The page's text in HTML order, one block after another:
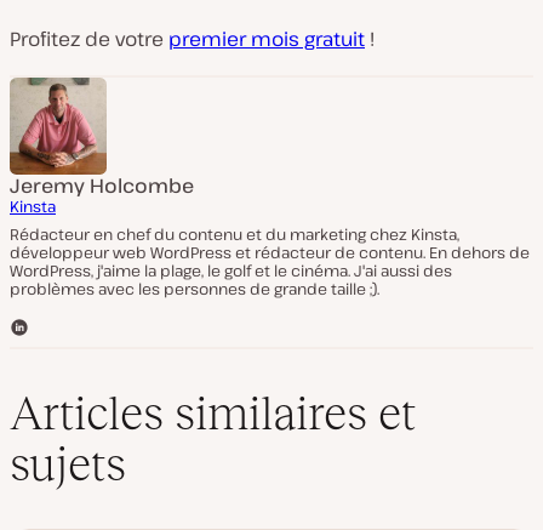
Profitez de votre premier mois gratuit !
Jeremy Holcombe
Kinsta
Rédacteur en chef du contenu et du marketing chez Kinsta,
développeur web WordPress et rédacteur de contenu. En dehors de
WordPress, j'aime la plage, le golf et le cinéma. J'ai aussi des
problèmes avec les personnes de grande taille ;).
L
e
I
n
Articles similaires et
sujets